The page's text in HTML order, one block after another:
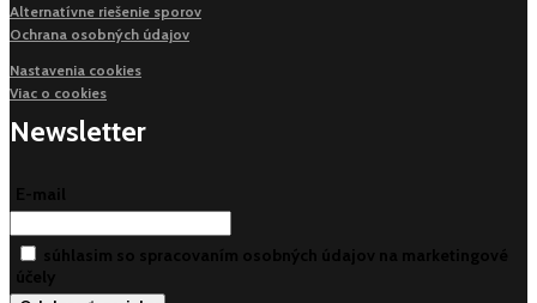
Alternatívne riešenie sporov
Ochrana osobných údajov
Nastavenia cookies
Viac o cookies
Newsletter
E-mail
súhlasim so spracovaním osobných údajov na marketingové
účely